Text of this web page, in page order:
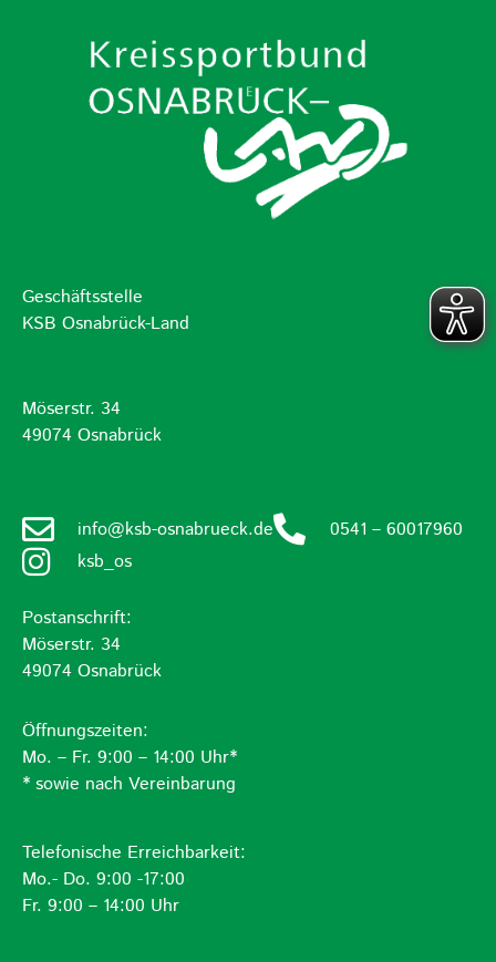
Geschäftsstelle
KSB Osnabrück-Land
Möserstr. 34
49074 Osnabrück
info@ksb-osnabrueck.de
0541 – 60017960
ksb_os
Postanschrift:
Möserstr. 34
49074 Osnabrück
Öffnungszeiten:
Mo. – Fr. 9:00 – 14:00 Uhr*
* sowie nach Vereinbarung
Telefonische Erreichbarkeit:
Mo.- Do. 9:00 -17:00
Fr. 9:00 – 14:00 Uhr